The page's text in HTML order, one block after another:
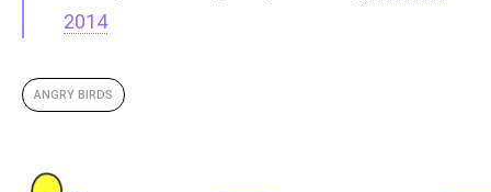
2014
ANGRY BIRDS